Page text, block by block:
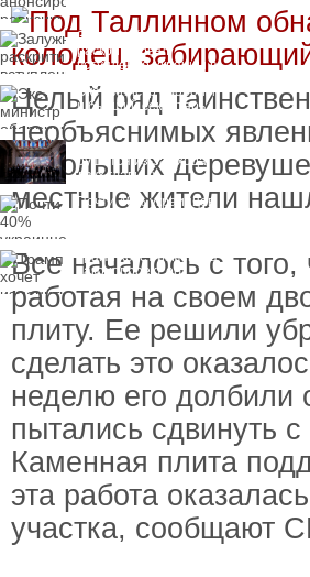
Залужный
раскритиковал
вступление Украины в
другие варианты
Экс-министр обороны
и бывший секретарь
СНБО Умеров получил
новую "вкусную"
Коалиция желающих
рушится из-за ухода
двух главных
сторонников Украины
Почти 40% украинцев
Трамп хочет изменить
законопроект об
против России
Целый ряд
необъяснимых
небольших
местные жители
Все началось с
работая на своем
плиту. Ее решили
сделать это
неделю его долбили
пытались сдвинуть
Каменная плита
эта работа
участка, сообщают